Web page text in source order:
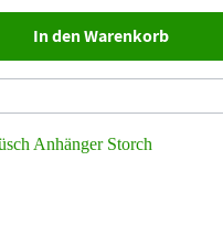
In den Warenkorb